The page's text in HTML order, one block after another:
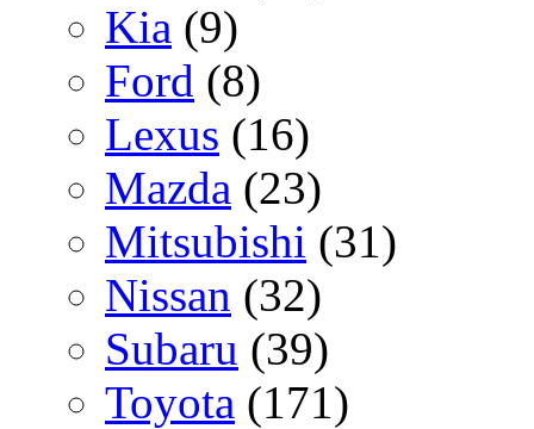
Kia (9)
Ford (8)
Lexus (16)
Mazda (23)
Mitsubishi (31)
Nissan (32)
Subaru (39)
Toyota (171)